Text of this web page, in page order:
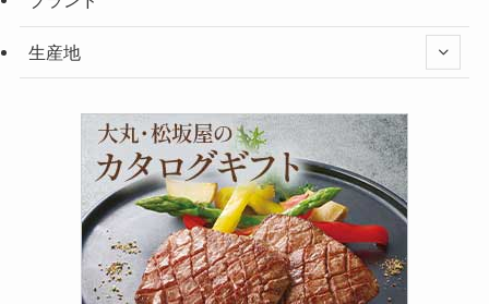
生産地